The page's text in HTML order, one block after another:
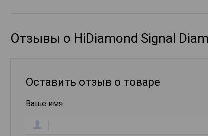
Отзывы о HiDiamond Signal
Оставить отзыв о товаре
Ваше имя